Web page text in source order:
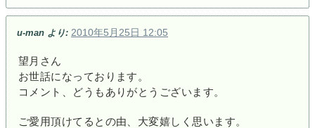
u-man より: 2010年5月25日 12:05
望月さん
お世話になっております。
コメント、どうもありがとうございます。
ご愛用頂けてるとの由、大変嬉しく思います。